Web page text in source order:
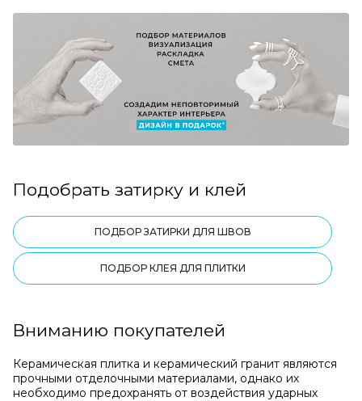
Подобрать затирку и клей
ПОДБОР ЗАТИРКИ ДЛЯ ШВОВ
ПОДБОР КЛЕЯ ДЛЯ ПЛИТКИ
Вниманию покупателей
Керамическая плитка и керамический гранит являются
прочными отделочными материалами, однако их
необходимо предохранять от воздействия ударных